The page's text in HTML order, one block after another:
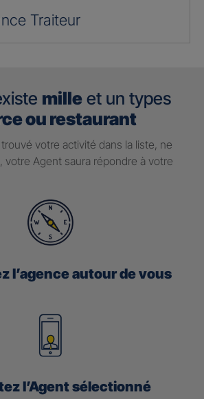
Traiteur
mille et un types
ou restaurant
trouvé votre activité dans la liste, ne
votre Agent saura répondre à votre
l’agence autour de vous
l’Agent sélectionné